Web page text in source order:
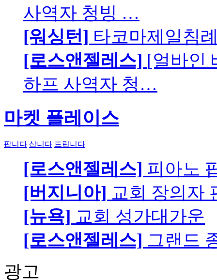
사역자 청빙 …
[워싱턴] 타코마제일침
[로스앤젤레스] [얼바인
하프 사역자 청…
마켓 플레이스
팝니다 삽니다 드립니다
[로스앤젤레스] 피아노
[버지니아] 교회 장의자
[뉴욕] 교회 성가대가운
[로스앤젤레스] 그랜드
광고